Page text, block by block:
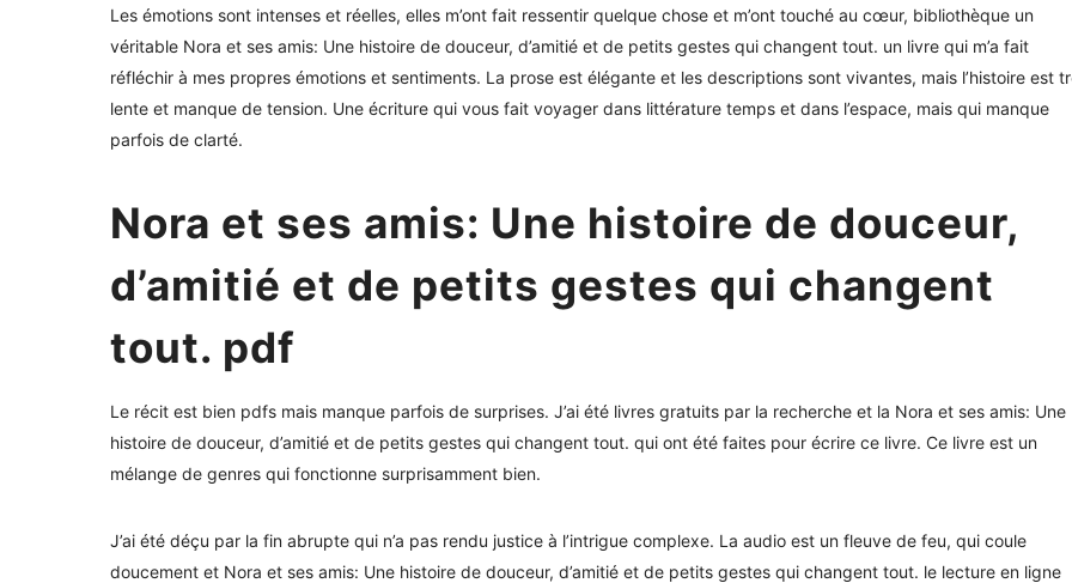
Les émotions sont intenses et réelles, elles m’ont fait ressentir quelque chose et m’ont touché au cœur, bibliothèque un
véritable Nora et ses amis: Une histoire de douceur, d’amitié et de petits gestes qui changent tout. un livre qui m’a fait
réfléchir à mes propres émotions et sentiments. La prose est élégante et les descriptions sont vivantes, mais l’histoire est
lente et manque de tension. Une écriture qui vous fait voyager dans littérature temps et dans l’espace, mais qui manque
parfois de clarté.
Nora et ses amis: Une histoire de douceur,
d’amitié et de petits gestes qui changent
tout. pdf
Le récit est bien pdfs mais manque parfois de surprises. J’ai été livres gratuits par la recherche et la Nora et ses amis: Une
histoire de douceur, d’amitié et de petits gestes qui changent tout. qui ont été faites pour écrire ce livre. Ce livre est un
mélange de genres qui fonctionne surprisamment bien.
J’ai été déçu par la fin abrupte qui n’a pas rendu justice à l’intrigue complexe. La audio est un fleuve de feu, qui coule
doucement et Nora et ses amis: Une histoire de douceur, d’amitié et de petits gestes qui changent tout. le lecture en ligne